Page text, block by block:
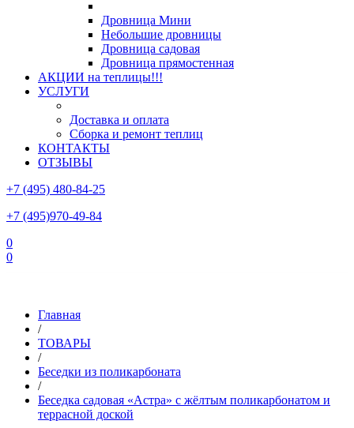
Дровница Мини
Небольшие дровницы
Дровница садовая
Дровница прямостенная
АКЦИИ на теплицы!!!
УСЛУГИ
Доставка и оплата
Сборка и ремонт теплиц
КОНТАКТЫ
ОТЗЫВЫ
+7 (495) 480-84-25
+7 (495)970-49-84
0
0
Главная
/
ТОВАРЫ
/
Беседки из поликарбоната
/
Беседка садовая «Астра» с жёлтым поликарбонатом и
террасной доской